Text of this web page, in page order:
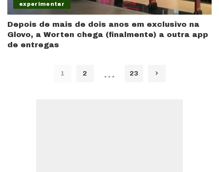
experimentar
Depois de mais de dois anos em exclusivo na
Glovo, a Worten chega (finalmente) a outra app
de entregas
1 2 … 23